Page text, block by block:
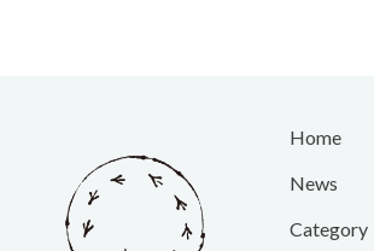
Home
News
Category